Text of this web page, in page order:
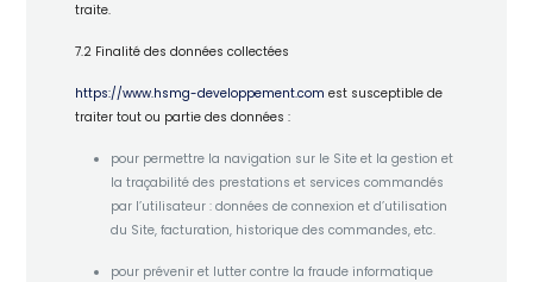
traite.
7.2 Finalité des données collectées
https://www.hsmg-developpement.com est susceptible de
traiter tout ou partie des données :
pour permettre la navigation sur le Site et la gestion et
la traçabilité des prestations et services commandés
par l’utilisateur : données de connexion et d’utilisation
du Site, facturation, historique des commandes, etc.
pour prévenir et lutter contre la fraude informatique